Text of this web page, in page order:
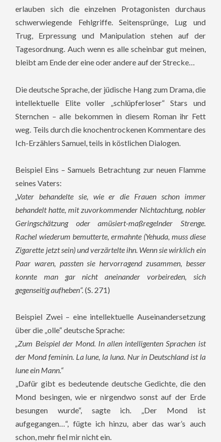
erlauben sich die einzelnen Protagonisten durchaus
schwerwiegende Fehlgriffe. Seitensprünge, Lug und
Trug, Erpressung und Manipulation stehen auf der
Tagesordnung. Auch wenn es alle scheinbar gut meinen,
bleibt am Ende der eine oder andere auf der Strecke…
Die deutsche Sprache, der jüdische Hang zum Drama, die
intellektuelle Elite voller „schlüpferloser“ Stars und
Sternchen – alle bekommen in diesem Roman ihr Fett
weg. Teils durch die knochentrockenen Kommentare des
Ich-Erzählers Samuel, teils in köstlichen Dialogen.
Beispiel Eins – Samuels Betrachtung zur neuen Flamme
seines Vaters:
„Vater behandelte sie, wie er die Frauen schon immer
behandelt hatte, mit zuvorkommender Nichtachtung, nobler
Geringschätzung oder amüsiert-maßregelnder Strenge.
Rachel wiederum bemutterte, ermahnte (Yehuda, muss diese
Zigarette jetzt sein) und verzärtelte ihn. Wenn sie wirklich ein
Paar waren, passten sie hervorragend zusammen, besser
konnte man gar nicht aneinander vorbeireden, sich
gegenseitig aufheben“. (S. 271)
Beispiel Zwei – eine intellektuelle Auseinandersetzung
über die „olle“ deutsche Sprache:
„Zum Beispiel der Mond. In allen intelligenten Sprachen ist
der Mond feminin. La lune, la luna. Nur in Deutschland ist la
lune ein Mann.“
„Dafür gibt es bedeutende deutsche Gedichte, die den
Mond besingen, wie er nirgendwo sonst auf der Erde
besungen wurde“, sagte ich. „Der Mond ist
aufgegangen…“, fügte ich hinzu, aber das war’s auch
schon, mehr fiel mir nicht ein.